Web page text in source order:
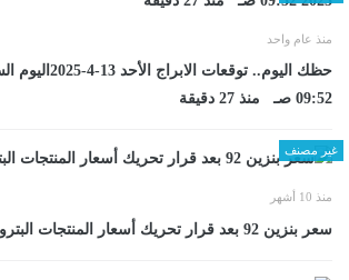
منذ عام واحد
09:52 صـ منذ 27 دقيقة
غير مصنف
منذ 10 أشهر
سعر بنزين 92 بعد قرار تحريك أسعار المنتجات البترولية